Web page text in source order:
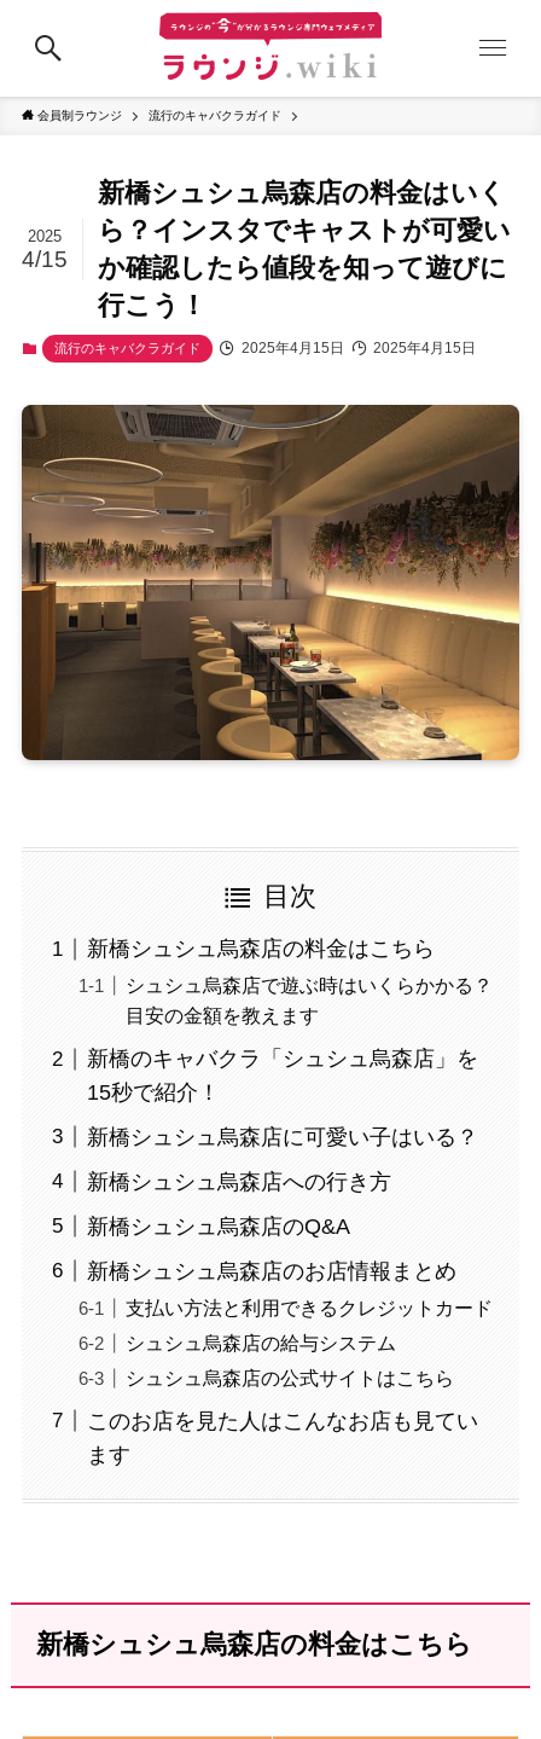
会員制ラウンジ 流行のキャバクラガイド
新橋シュシュ烏森店の料金はいく
ら？インスタでキャストが可愛い
か確認したら値段を知って遊びに
行こう！
2025
4/15
流行のキャバクラガイド 2025年4月15日 2025年4月15日
目次
新橋シュシュ烏森店の料金はこちら
シュシュ烏森店で遊ぶ時はいくらかかる？
目安の金額を教えます
新橋のキャバクラ「シュシュ烏森店」を
15秒で紹介！
新橋シュシュ烏森店に可愛い子はいる？
新橋シュシュ烏森店への行き方
新橋シュシュ烏森店のQ&A
新橋シュシュ烏森店のお店情報まとめ
支払い方法と利用できるクレジットカード
シュシュ烏森店の給与システム
シュシュ烏森店の公式サイトはこちら
このお店を見た人はこんなお店も見てい
ます
新橋シュシュ烏森店の料金はこちら